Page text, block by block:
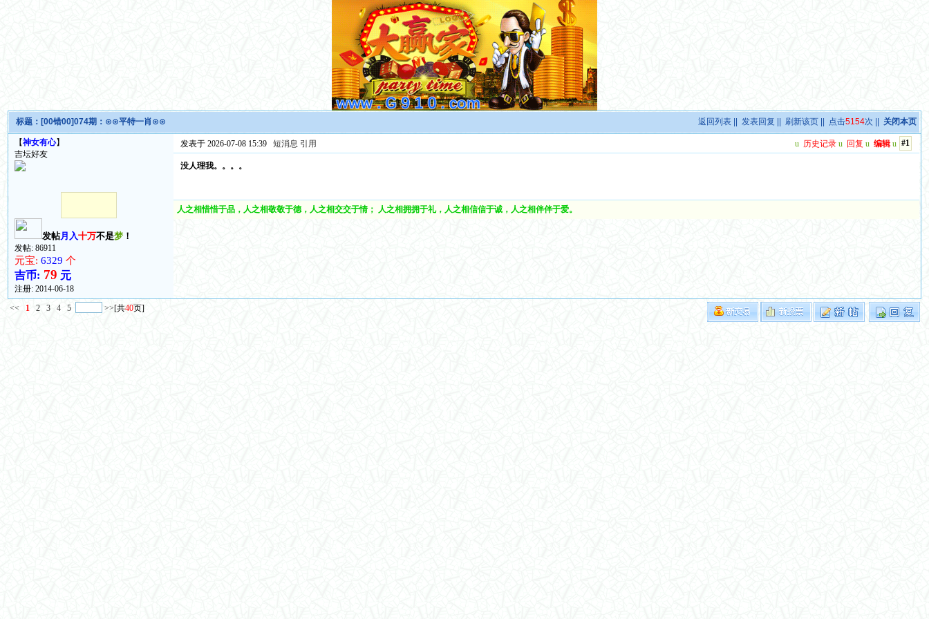
返回列表 ||发表回复 ||刷新该页 || 点击5154次 || 关闭本页
标题： [00错00]074期：⊙⊙平特一肖⊙⊙
【神女有心】
吉坛好友
发帖月入十万不是梦 ！
发帖: 86911
元宝: 6329个
吉币: 79 元
注册:2014-06-18
#1
u 历史记录 u 回复 u 编辑 u
发表于 2026-07-08 15:39短消息 引用
没人理我。。。。
人之相惜惜于品，人之相敬敬于德，人之相交交于情； 人之相拥拥于礼，人之相信信于诚，人之相伴伴于爱。
<< 1 2 3 4 5 >>[共40页]